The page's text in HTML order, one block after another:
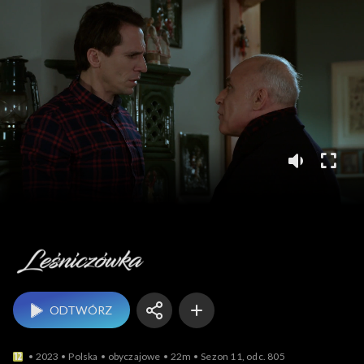
Leśniczówka
ODTWÓRZ
2023 Polska obyczajowe 22m Sezon 11, odc. 805